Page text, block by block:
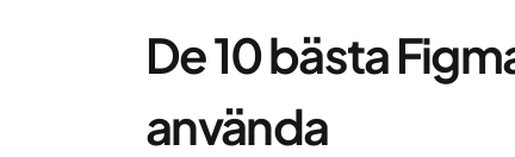
De 10 bästa
använda